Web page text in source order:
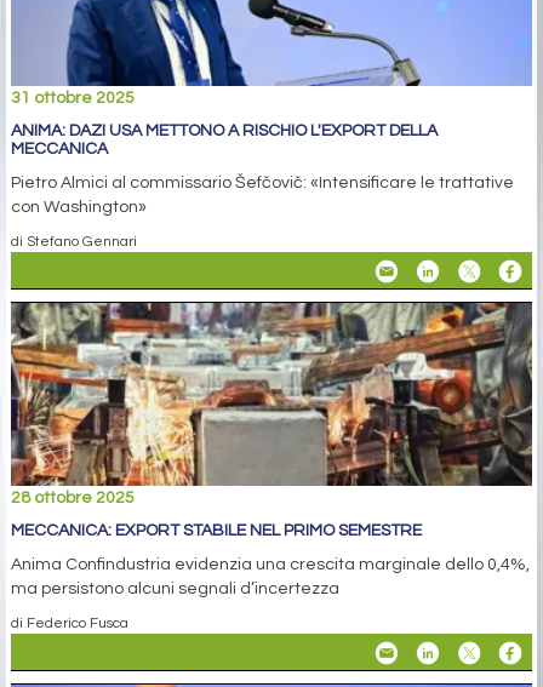
31 ottobre 2025
ANIMA: DAZI USA METTONO A RISCHIO L'EXPORT DELLA
MECCANICA
Pietro Almici al commissario Šefčovič: «Intensificare le trattative
con Washington»
di Stefano Gennari
28 ottobre 2025
MECCANICA: EXPORT STABILE NEL PRIMO SEMESTRE
Anima Confindustria evidenzia una crescita marginale dello 0,4%,
ma persistono alcuni segnali d’incertezza
di Federico Fusca